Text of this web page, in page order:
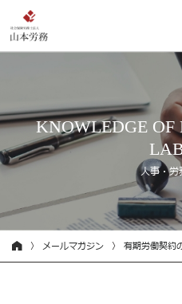
KNOWLEDGE OF
人事・労
メールマガジン 有期労働契約